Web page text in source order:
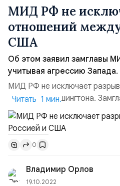
МИД РФ не
отношений
США
Об этом заявил замглавы
учитывая агрессию Запада.
МИД РФ не исключает
Москвой и Вашингтона.
Рябков в интервью RTVI
интересах России. Однако,
пытается вменить России
применить ядерное оружие.
заявления: Противники РФ
двигаться по пути э...
Читать 1 мин.
0
Владимир Орлов
19.10.2022